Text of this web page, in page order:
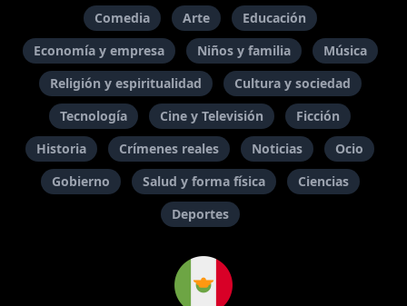
Comedia Arte
Educación
Economía y empresa
Niños y familia
Música
Religión y espiritualidad
Cultura y sociedad
Tecnología
Cine y Televisión
Ficción
Historia
Crímenes reales Noticias
Ocio
Gobierno
Salud y forma física
Ciencias
Deportes